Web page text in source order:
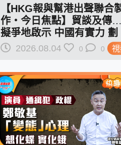
【HKG報與幫港出聲聯合
作‧今日焦點】貿談及傳美
擬爭地啟示 中國有實力 劃
紅線訂規則
2026.08.04 0 0